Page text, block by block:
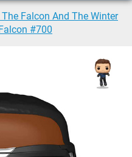
Falcon And The Winter
#700